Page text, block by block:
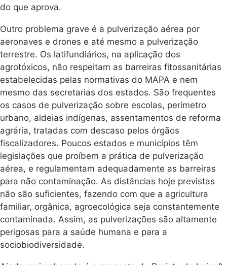
do que aprova.
Outro problema grave é a pulverização aérea por
aeronaves e drones e até mesmo a pulverização
terrestre. Os latifundiários, na aplicação dos
agrotóxicos, não respeitam as barreiras fitossanitárias
estabelecidas pelas normativas do MAPA e nem
mesmo das secretarias dos estados. São frequentes
os casos de pulverização sobre escolas, perímetro
urbano, aldeias indígenas, assentamentos de reforma
agrária, tratadas com descaso pelos órgãos
fiscalizadores. Poucos estados e municípios têm
legislações que proíbem a prática de pulverização
aérea, e regulamentam adequadamente as barreiras
para não contaminação. As distâncias hoje previstas
não são suficientes, fazendo com que a agricultura
familiar, orgânica, agroecológica seja constantemente
contaminada. Assim, as pulverizações são altamente
perigosas para a saúde humana e para a
sociobiodiversidade.